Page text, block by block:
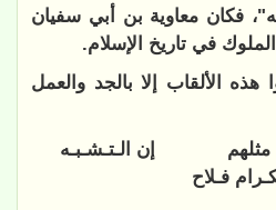
فكان معاوية بن أبي سفيان
في تاريخ الإسلام.
هذه الألقاب إلا بالجد والعمل
مثلهم إن الـتـشـبـه
فـلاح